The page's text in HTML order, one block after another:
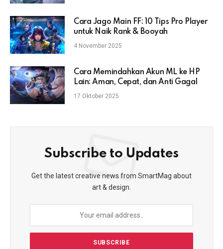
Cara Jago Main FF: 10 Tips Pro Player
untuk Naik Rank & Booyah
4 November 2025
Cara Memindahkan Akun ML ke HP
Lain: Aman, Cepat, dan Anti Gagal
17 Oktober 2025
Subscribe to Updates
Get the latest creative news from SmartMag about
art & design.